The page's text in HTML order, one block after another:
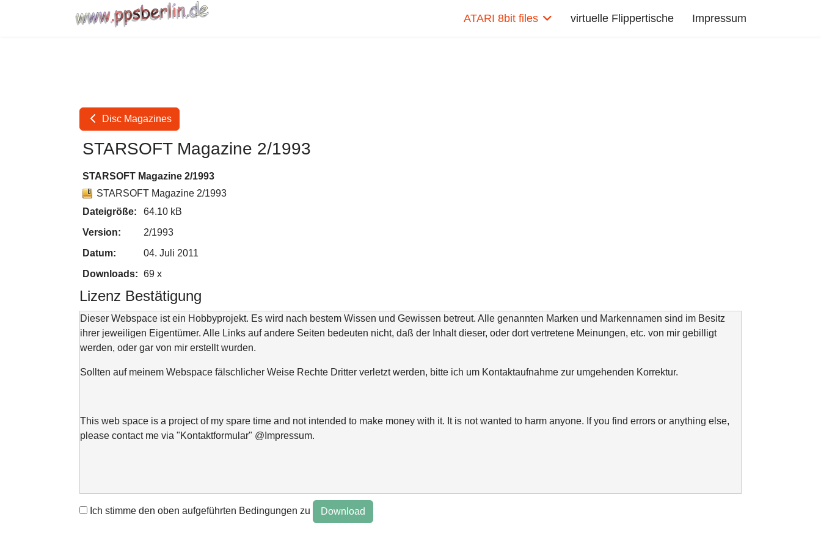
ATARI 8bit files virtuelle Flippertische Impressum
Disc Magazines
STARSOFT Magazine 2/1993
STARSOFT Magazine 2/1993
STARSOFT Magazine 2/1993
Dateigröße:
64.10 kB
Version:
2/1993
Datum:
04. Juli 2011
Downloads: 69 x
Lizenz Bestätigung
Dieser Webspace ist ein Hobbyprojekt. Es wird nach bestem Wissen und Gewissen betreut. Alle genannten Marken und Markennamen sind im Besitz
ihrer jeweiligen Eigentümer. Alle Links auf andere Seiten bedeuten nicht, daß der Inhalt dieser, oder dort vertretene Meinungen, etc. von mir gebilligt
werden, oder gar von mir erstellt wurden.
Sollten auf meinem Webspace fälschlicher Weise Rechte Dritter verletzt werden, bitte ich um Kontaktaufnahme zur umgehenden Korrektur.
This web space is a project of my spare time and not intended to make money with it. It is not wanted to harm anyone. If you find errors or anything else,
please contact me via "Kontaktformular" @Impressum.
Ich stimme den oben aufgeführten Bedingungen zu